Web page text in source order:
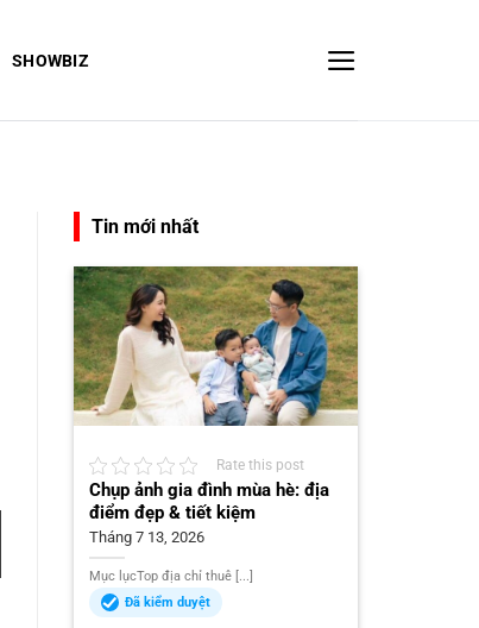
SHOWBIZ
Tin mới nhất
Rate this post
Chụp ảnh gia đình mùa hè: địa
điểm đẹp & tiết kiệm
Tháng 7 13, 2026
Mục lụcTop địa chỉ thuê [...]
Đã kiểm duyệt